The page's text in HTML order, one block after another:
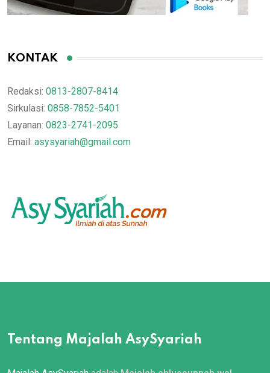
KONTAK
Redaksi: 0813-2807-8414
Sirkulasi: 0858-7852-5401
Layanan: 0823-2741-2095
Email: asysyariah@gmail.com
Tentang Majalah AsySyariah